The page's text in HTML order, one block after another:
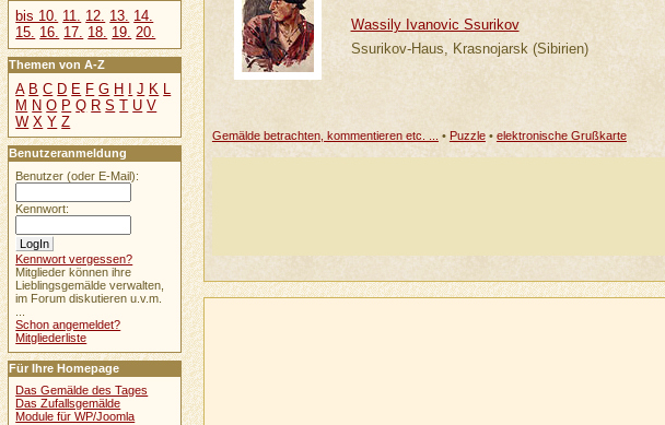
Wassily Ivanovic Ssurikov
Ssurikov-Haus, Krasnojarsk (Sibirien)
Gemälde betrachten, kommentieren etc. ...
• Puzzle• elektronische Grußkarte
bis 10. 11. 12. 13. 14.
15. 16. 17. 18. 19. 20.
Themen von A-Z
A B C D E F G H I J K L
M N O P Q R S T U V
W X Y Z
Benutzeranmeldung
Benutzer (oder E-Mail):
Kennwort:
Kennwort vergessen?
Mitglieder können ihre
Lieblingsgemälde verwalten,
im Forum diskutieren u.v.m.
Schon angemeldet?
Mitgliederliste
Für Ihre Homepage
Das Gemälde des Tages
Das Zufallsgemälde
Module für WP/Joomla